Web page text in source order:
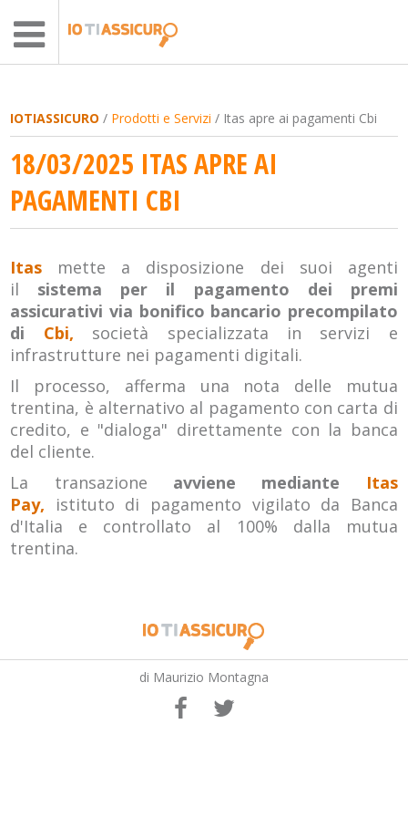
IOTIASSICURO / Prodotti e Servizi / Itas apre ai pagamenti Cbi
18/03/2025 ITAS APRE AI
PAGAMENTI CBI
Itas mette a disposizione dei suoi agenti
il sistema per il pagamento dei premi
assicurativi via bonifico bancario precompilato
di Cbi,
società specializzata in servizi e
infrastrutture nei pagamenti digitali.
Il processo, afferma una nota delle mutua
trentina, è alternativo al pagamento con carta di
credito, e "dialoga" direttamente con la banca
del cliente.
La transazione avviene mediante Itas
Pay,
istituto di pagamento vigilato da Banca
d'Italia e controllato al 100% dalla mutua
trentina.
di Maurizio Montagna